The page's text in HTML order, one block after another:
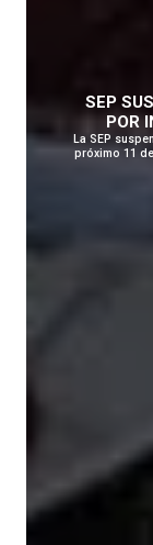
SEP
POR
La SEP
próximo 11